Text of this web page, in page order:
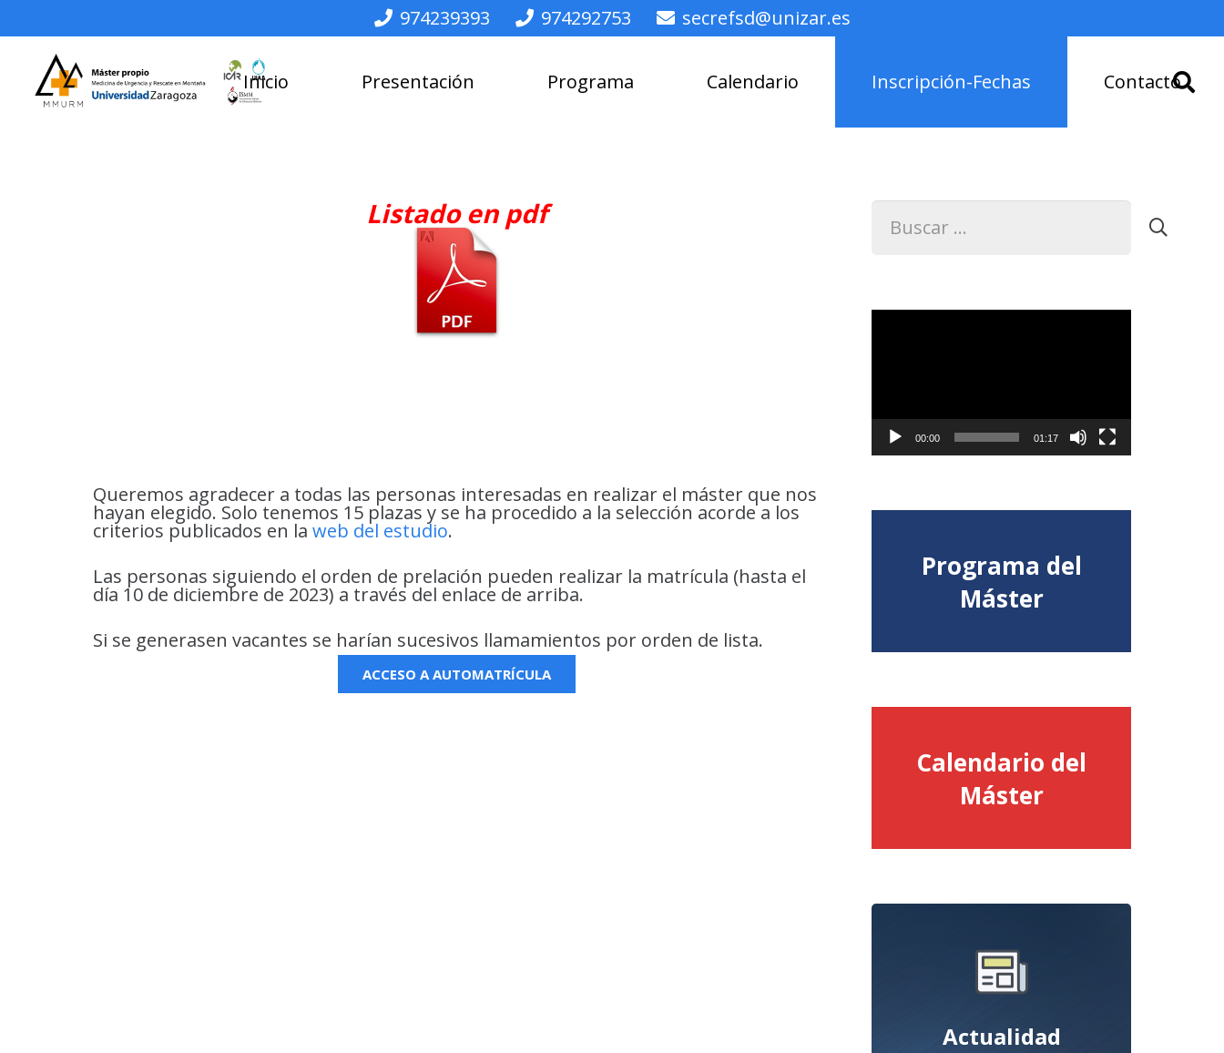
974239393 974292753 secrefsd@unizar.es
Inicio Presentación Programa Calendario Inscripción-Fechas Contacto
Listado en pdf
Queremos agradecer a todas las personas interesadas en realizar el máster que nos
hayan elegido. Solo tenemos 15 plazas y se ha procedido a la selección acorde a los
criterios publicados en la web del estudio.
Las personas siguiendo el orden de prelación pueden realizar la matrícula (hasta el
día 10 de diciembre de 2023) a través del enlace de arriba.
Si se generasen vacantes se harían sucesivos llamamientos por orden de lista.
ACCESO A AUTOMATRÍCULA
Buscar:
Reproductor
00:00 01:17
Programa del
Máster
Calendario del
Máster
Actualidad
Pulsa el botón para
acceder a la sección